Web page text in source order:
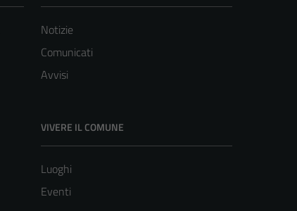
Notizie
Comunicati
Avvisi
VIVERE IL COMUNE
Luoghi
Eventi